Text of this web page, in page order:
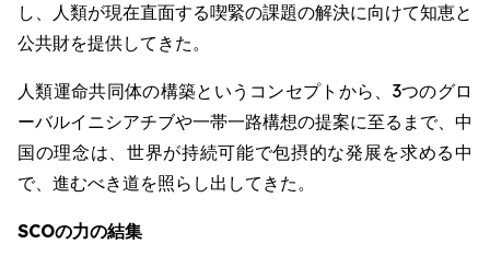
し、人類が現在直面する喫緊の課題の解決に向けて知恵と
公共財を提供してきた。
人類運命共同体の構築というコンセプトから、3つのグロ
ーバルイニシアチブや一帯一路構想の提案に至るまで、中
国の理念は、世界が持続可能で包摂的な発展を求める中
で、進むべき道を照らし出してきた。
SCOの力の結集